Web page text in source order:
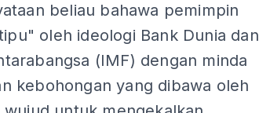
beliau bahawa pemimpin
oleh ideologi Bank Dunia dan
(IMF) dengan minda
kebohongan yang dibawa oleh